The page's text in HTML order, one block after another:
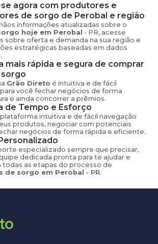
agora com produtores e
de sorgo de Perobal e região
informações atualizadas sobre o
hoje em Perobal - PR, acesse
sobre oferta e demanda na sua região e
estratégicas baseadas em dados
mais rápida e segura de comprar
sorgo
Grão Direto é intuitiva e de fácil
você fechar negócios de forma
e ainda concorrer a prêmios.
de Tempo e Esforço
intuitiva e de fácil navegação
produtos, negociar com potenciais
negócios de forma rápida e eficiente.
especializado sempre que precisar,
dedicada pronta para te ajudar e
todas as etapas do processo de
de sorgo em Perobal - PR.